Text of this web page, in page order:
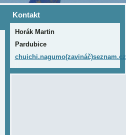
Kontakt
Horák Martin
Pardubice
chuichi.nagumo(zavináč)seznam.cz